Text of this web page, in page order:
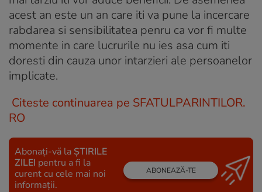
acest an este un an care iti va pune la incercare
rabdarea si sensibilitatea penru ca vor fi multe
momente in care lucrurile nu ies asa cum iti
doresti din cauza unor intarzieri ale persoanelor
implicate.
Citeste continuarea pe SFATULPARINTILOR.
RO
Abonați-vă la ȘTIRILE
ZILEI pentru a fi la
curent cu cele mai noi
informații.
ABONEAZĂ-TE